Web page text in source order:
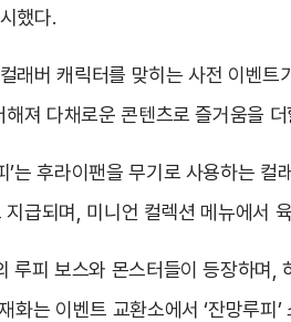
했다.
래버 캐릭터를 맞히는 사전 이벤트
져 다채로운 콘텐츠로 즐거움을
는 후라이팬을 무기로 사용하는 컬
지급되며, 미니언 컬렉션 메뉴에서
루피 보스와 몬스터들이 등장하며,
는 이벤트 교환소에서 ‘잔망루피